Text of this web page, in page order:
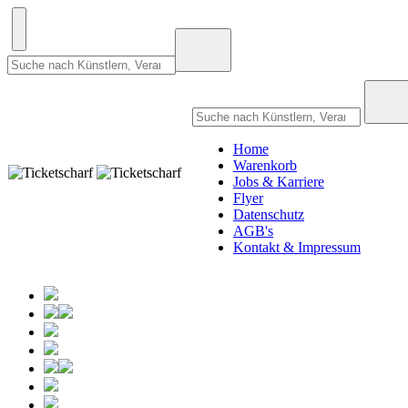
Home
Warenkorb
Jobs & Karriere
Flyer
Datenschutz
AGB's
Kontakt & Impressum